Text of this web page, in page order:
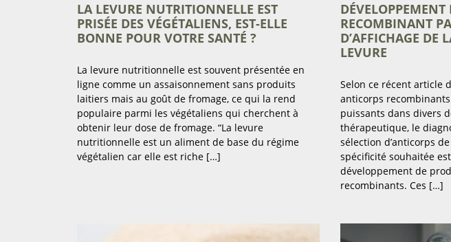
LA LEVURE NUTRITIONNELLE EST
PRISÉE DES VÉGÉTALIENS, EST-ELLE
BONNE POUR VOTRE SANTÉ ?
La levure nutritionnelle est souvent présentée en
ligne comme un assaisonnement sans produits
laitiers mais au goût de fromage, ce qui la rend
populaire parmi les végétaliens qui cherchent à
obtenir leur dose de fromage. “La levure
nutritionnelle est un aliment de base du régime
végétalien car elle est riche […]
RECOMBINANT
D’AFFICHAGE DE
LEVURE
Selon ce récent article
anticorps
puissants dans divers
thérapeutique, le
sélection d’anticorps
spécificité souhaitée
développement de
recombinants. Ces […]